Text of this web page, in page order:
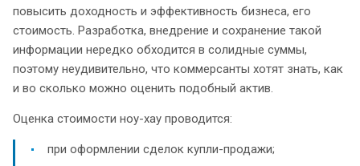
повысить доходность и эффективность бизнеса, его
стоимость. Разработка, внедрение и сохранение такой
информации нередко обходится в солидные суммы,
поэтому неудивительно, что коммерсанты хотят знать, как
и во сколько можно оценить подобный актив.
Оценка стоимости ноу-хау проводится:
при оформлении сделок купли-продажи;